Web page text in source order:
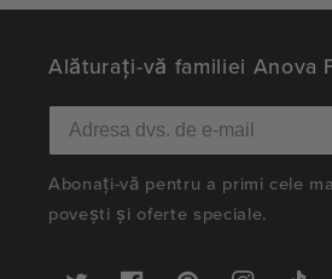
Alăturați-vă familiei Anova
Abonați-vă pentru a primi cele
povești și oferte speciale.